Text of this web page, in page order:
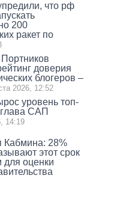
что рф
200
ракет по
доверия
блогеров –
2026, 12:52
уровень топ-
САП
14:19
Кабмина: 28%
этот срок
для оценки